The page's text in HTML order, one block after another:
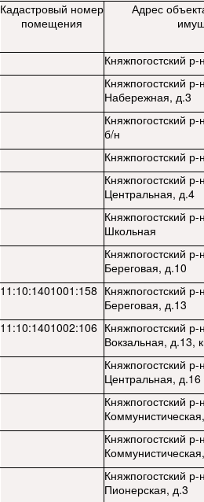
Кадастровый номер
помещения
Адрес
Княжпогостский
Княжпогостский
Набережная, д.3
Княжпогостский
б/н
Княжпогостский
Княжпогостский
Центральная, д.4
Княжпогостский
Школьная
Княжпогостский
Береговая, д.10
11:10:1401001:158 Княжпогостский
Береговая, д.13
11:10:1401002:106 Княжпогостский
Вокзальная, д.13,
Княжпогостский
Центральная, д.16
Княжпогостский
Княжпогостский
Княжпогостский
Пионерская, д.3